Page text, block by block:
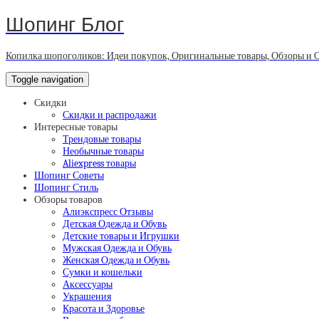
Шопинг Блог
Копилка шопоголиков: Идеи покупок, Оригинальные товары, Обзоры и
Toggle navigation
Скидки
Скидки и распродажи
Интересные товары
Трендовые товары
Необычные товары
Aliexpress товары
Шопинг Советы
Шопинг Стиль
Обзоры товаров
Алиэкспресс Отзывы
Детская Одежда и Обувь
Детские товары и Игрушки
Мужская Одежда и Обувь
Женская Одежда и Обувь
Сумки и кошельки
Аксессуары
Украшения
Красота и Здоровье